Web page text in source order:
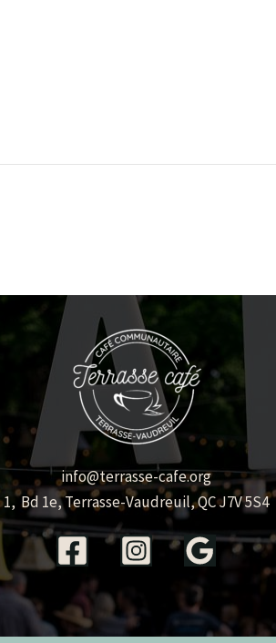
info@terrasse-cafe.org
1, Bd 1e, Terrasse-Vaudreuil, QC J7V 5S4